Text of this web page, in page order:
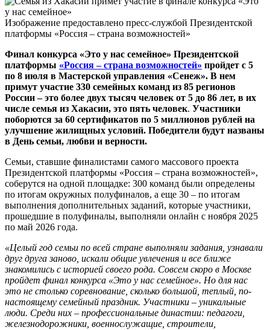
Изображение предоставлено пресс-службой Президентской
платформы «Россия – страна возможностей»
Финал конкурса «Это у нас семейное» Президентской
платформы «Россия – страна возможностей» пройдет с 5
по 8 июля в Мастерской управления «Сенеж». В нем
примут участие 330 семейных команд из 85 регионов
России– это более двух тысяч человек от 5 до 86 лет, в их
числе семья из Хакасии, это пять человек. Участники
поборются за 60 сертификатов по 5 миллионов рублей на
улучшение жилищных условий. Победители будут названы
в День семьи, любви и верности.
Семьи, ставшие финалистами самого массового проекта
Президентской платформы «Россия – страна возможностей»,
соберутся на одной площадке: 300 команд были определены
по итогам окружных полуфиналов, а еще 30 – по итогам
выполнения дополнительных заданий, которые участники,
прошедшие в полуфиналы, выполняли онлайн с ноября 2025
по май 2026 года.
«Целый год семьи по всей стране выполняли задания, узнавали
друг друга заново, искали общие увлечения и все ближе
знакомились с историей своего рода. Совсем скоро в Москве
пройдет финал конкурса «Это у нас семейное». Но для нас
это не столько соревнование, сколько большой, теплый, по-
настоящему семейный праздник. Участники – уникальные
люди. Среди них – профессиональные династии: педагоги,
железнодорожники, военнослужащие, строители,